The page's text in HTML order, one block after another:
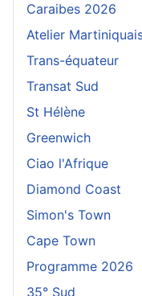
Caraibes 2026
Atelier
Trans-équateur
Transat Sud
St Hélène
Greenwich
Ciao l'Afrique
Diamond Coast
Simon's Town
Cape Town
Programme 2026
35° Sud